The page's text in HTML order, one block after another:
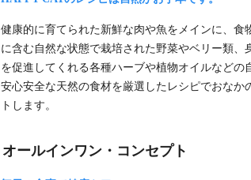
健康的に育てられた新鮮な肉や魚をメインに、
に含む自然な状態で栽培された野菜やベリー類
を促進してくれる各種ハーブや植物オイルなどの
安心安全な天然の食材を厳選したレシピでおな
トします。
オールインワン・コンセプト